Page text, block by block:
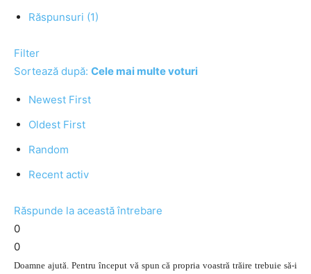
Răspunsuri (1)
Filter
Sortează după: Cele mai multe voturi
Newest First
Oldest First
Random
Recent activ
Răspunde la această întrebare
0
0
Doamne ajută. Pentru început vă spun că propria voastră trăire trebuie să-i